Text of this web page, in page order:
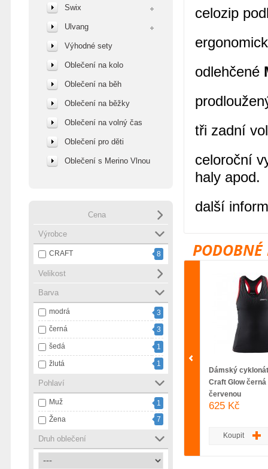
Swix
Ulvang
Výhodné sety
Oblečení na kolo
Oblečení na běh
Oblečení na běžky
Oblečení na volný čas
Oblečení pro děti
Oblečení s Merino Vlnou
Cena
Výrobce
CRAFT 8
Velikost
Barva
modrá
3
černá
3
šedá
1
žlutá
1
Pohlaví
Muž
1
Žena
7
Druh oblečení
celozip
odlehčené
tři zadní
celoroční
haly apod.
další
PODOBNÉ
Dámský
Craft Glow černá
červenou
625 Kč
Koupit